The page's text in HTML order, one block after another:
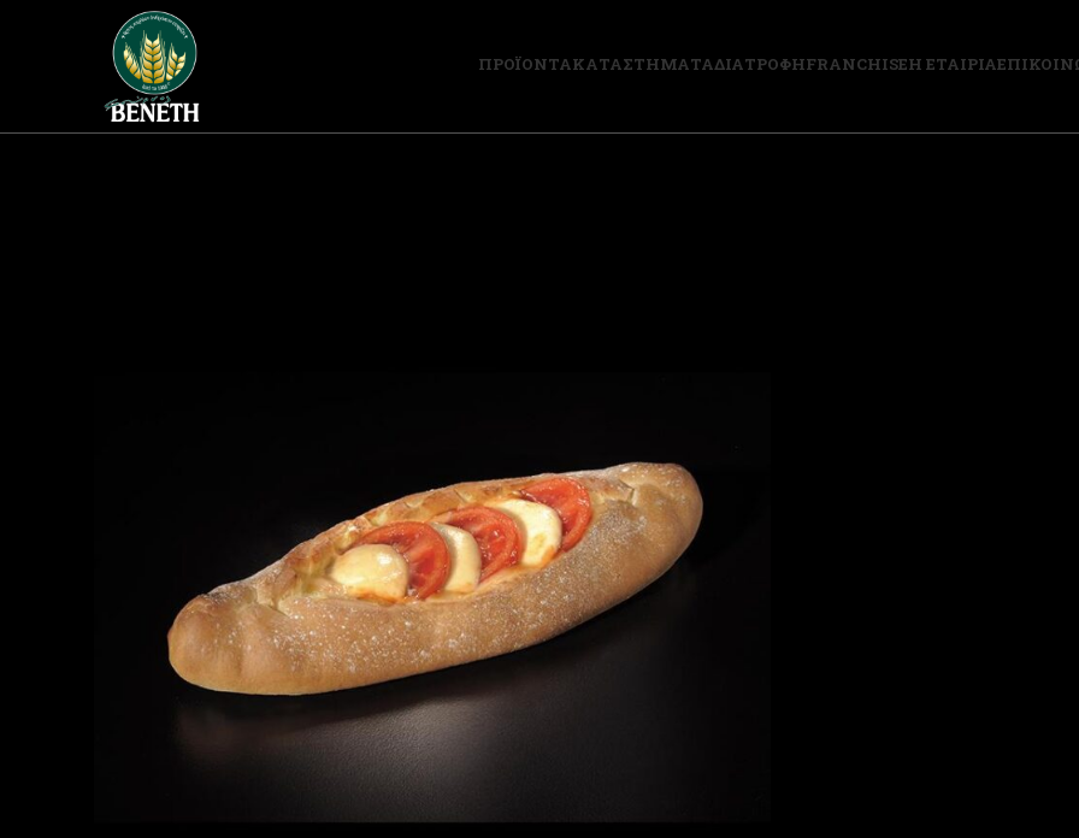
ΠΡΟΪΟΝΤΑΚΑΤΑΣΤΗΜΑΤΑΔΙΑΤΡΟΦΗFRANCHISEΗ ΕΤΑΙΡΙΑ